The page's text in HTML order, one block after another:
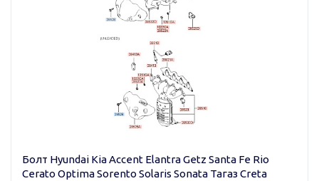
Болт Hyundai Kia Accent Elantra Getz Santa Fe Rio
Cerato Optima Sorento Solaris Sonata Тагаз Creta